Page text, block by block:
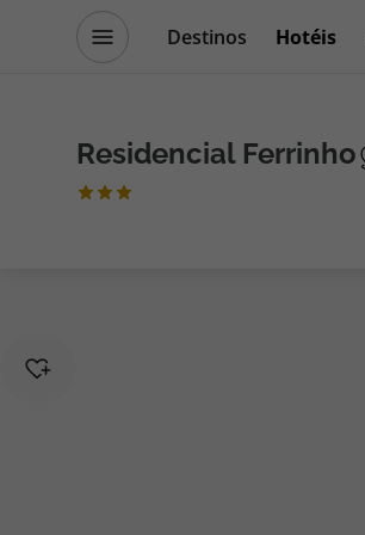
Destinos Hotéis
Residencial Ferrinho